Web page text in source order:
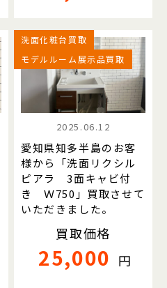
洗面化粧台買取
モデルルーム展示品買取
2025.06.12
愛知県知多半島のお客
様から「洗面リクシル
ピアラ 3面キャビ付
き Ｗ750」買取させて
いただきました。
買取価格
25,000 円